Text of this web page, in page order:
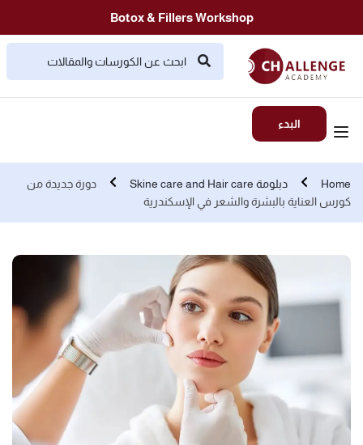
Botox & Fillers Workshop
البدء
Home دبلومة Skine care and Hair care
دورة جديدة من
كورس العناية بالبشرة والشعر في الإسكندرية